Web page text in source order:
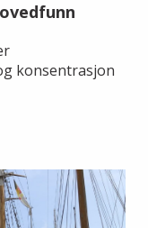
konsentrasjon